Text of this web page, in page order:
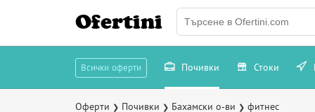
Ofertini
Всички оферти Почивки Стоки
Оферти ❯ Почивки ❯ Бахамски о-ви ❯ фитнес